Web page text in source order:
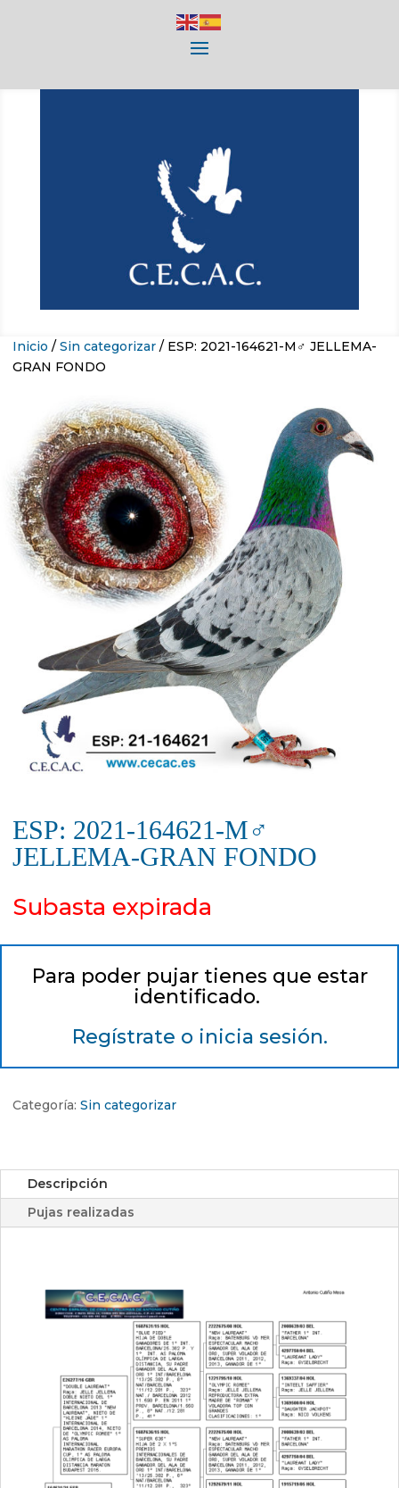
Inicio / Sin categorizar / ESP: 2021-164621-M♂ JELLEMA-
GRAN FONDO
ESP: 2021-164621-M♂
JELLEMA-GRAN FONDO
Subasta expirada
Para poder pujar tienes que estar
identificado.
Regístrate o inicia sesión.
Categoría: Sin categorizar
Descripción
Pujas realizadas